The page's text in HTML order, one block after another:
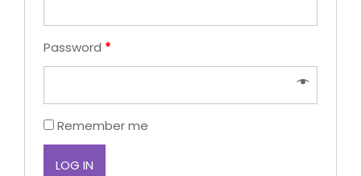
Password *
Remember me
LOG IN